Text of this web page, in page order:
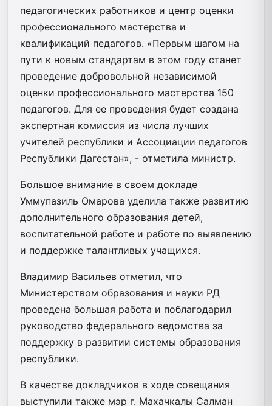
педагогических работников и центр оценки
профессионального мастерства и
квалификаций педагогов. «Первым шагом на
пути к новым стандартам в этом году станет
проведение добровольной независимой
оценки профессионального мастерства 150
педагогов. Для ее проведения будет создана
экспертная комиссия из числа лучших
учителей республики и Ассоциации педагогов
Республики Дагестан», - отметила министр.
Большое внимание в своем докладе
Уммупазиль Омарова уделила также развитию
дополнительного образования детей,
воспитательной работе и работе по выявлению
и поддержке талантливых учащихся.
Владимир Васильев отметил, что
Министерством образования и науки РД
проведена большая работа и поблагодарил
руководство федерального ведомства за
поддержку в развитии системы образования
республики.
В качестве докладчиков в ходе совещания
выступили также мэр г. Махачкалы Салман